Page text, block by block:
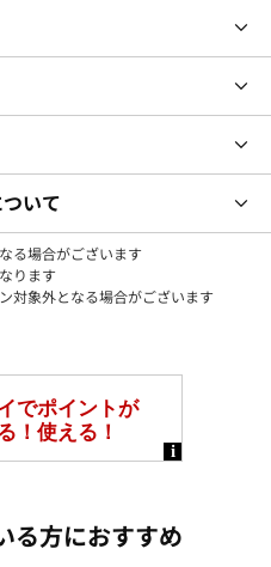
いて
る場合がございます
ります
対象外となる場合がございます
る方におすすめ